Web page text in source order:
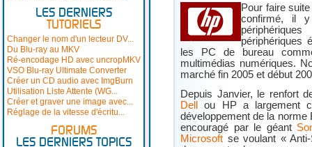
LES DERNIERS
TUTORIELS
Changer le nom d'un lecteur DV...
Du Blu-ray au MKV
Ré-encodage HD avec uncropMKV
VSO Blu-ray Ultimate Converter
Créer un CD audio avec ImgBurn
Utilisation Liste Attente (WG...
Créer et graver une image avec...
Réglage de la vitesse d'écritu...
FORUMS
LES DERNIERS TOPICS
Pour faire
confirmé, il
périphériques
les PC de bureau
multimédias numériques.
marché fin 2005 et début
Depuis Janvier, le renfort
Dell
ou HP a largement
développement de la norme
encouragé par le géant
Microsoft se voulant «